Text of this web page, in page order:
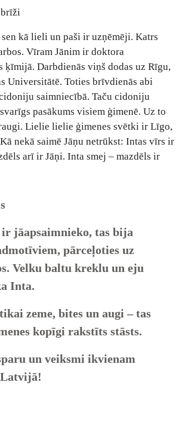
kā lieli un paši ir uzņēmēji. Katrs
Vīram Jānim ir doktora
ķīmijā. Darbdienās viņš dodas uz Rīgu,
Universitātē. Toties brīvdienās abi
saimniecībā. Taču cidoniju
pasākums visiem ģimenē. Uz to
Lielie lielie ģimenes svētki ir Līgo,
nekā saimē Jāņu netrūkst: Intas vīrs ir
arī ir Jāņi. Inta smej – mazdēls ir
ir jāapsaimnieko, tas bija
pārceļoties uz
Velku baltu kreklu un eju
Inta.
zeme, bites un augi – tas
kopīgi rakstīts stāsts.
un veiksmi ikvienam